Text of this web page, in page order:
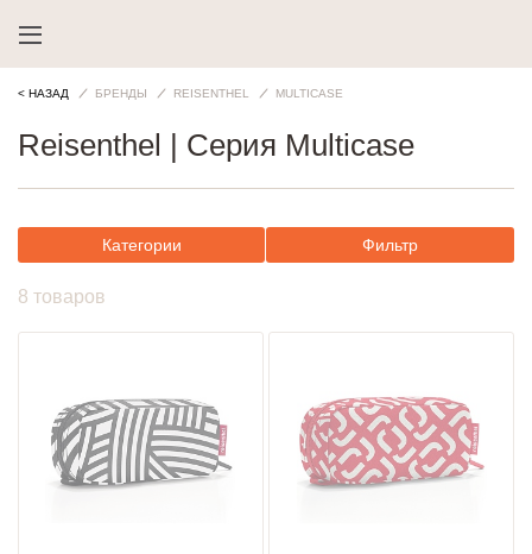
< НАЗАД БРЕНДЫ REISENTHEL MULTICASE
Reisenthel | Cерия Multicase
Категории Фильтр
8 товаров